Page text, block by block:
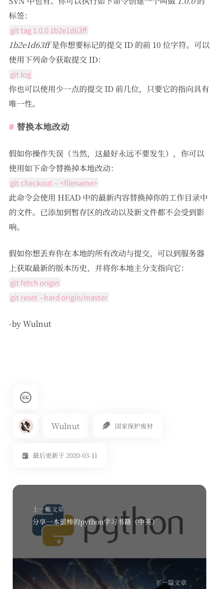
标签：
git tag 1.0.0 1b2e1d63ff
1b2e1d63ff是你想要标记的提交 ID 的前 10 位字符。可以
使用下列命令获取提交 ID：
git log
你也可以使用少一点的提交 ID 前几位，只要它的指向具有
唯一性。
替换本地改动
假如你操作失误（当然，这最好永远不要发生），你可以
使用如下命令替换掉本地改动：
git checkout -- <filename>
此命令会使用 HEAD 中的最新内容替换掉你的工作目录中
的文件。已添加到暂存区的改动以及新文件都不会受到影
响。
假如你想丢弃你在本地的所有改动与提交，可以到服务器
上获取最新的版本历史，并将你本地主分支指向它：
git fetch origin
git reset --hard origin/master
-by Wulnut
Wulnut 国家保护废材
最后更新于 2020-03-11
上一篇文章
分享一本很棒的python学习书籍（中英）
下一篇文章